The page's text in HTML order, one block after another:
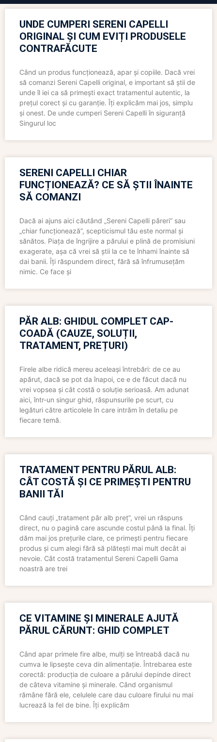
UNDE CUMPERI SERENI CAPELLI
ORIGINAL ȘI CUM EVIȚI PRODUSELE
CONTRAFĂCUTE
Când un produs funcționează, apar și copiile. Dacă vrei
să comanzi Sereni Capelli original, e important să știi de
unde îl iei ca să primești exact tratamentul autentic, la
prețul corect și cu garanție. Îți explicăm mai jos, simplu
și onest. De unde cumperi Sereni Capelli în siguranță
Singurul loc
SERENI CAPELLI CHIAR
FUNCȚIONEAZĂ? CE SĂ ȘTII ÎNAINTE
SĂ COMANZI
Dacă ai ajuns aici căutând „Sereni Capelli păreri” sau
„chiar funcționează”, scepticismul tău este normal și
sănătos. Piața de îngrijire a părului e plină de promisiuni
exagerate, așa că vrei să știi la ce te înhami înainte să
dai banii. Îți răspundem direct, fără să înfrumusețăm
nimic. Ce face și
PĂR ALB: GHIDUL COMPLET CAP-
COADĂ (CAUZE, SOLUȚII,
TRATAMENT, PREȚURI)
Firele albe ridică mereu aceleași întrebări: de ce au
apărut, dacă se pot da înapoi, ce e de făcut dacă nu
vrei vopsea și cât costă o soluție serioasă. Am adunat
aici, într-un singur ghid, răspunsurile pe scurt, cu
legături către articolele în care intrăm în detaliu pe
fiecare temă.
TRATAMENT PENTRU PĂRUL ALB:
CÂT COSTĂ ȘI CE PRIMEȘTI PENTRU
BANII TĂI
Când cauți „tratament păr alb preț”, vrei un răspuns
direct, nu o pagină care ascunde costul până la final. Îți
dăm mai jos prețurile clare, ce primești pentru fiecare
produs și cum alegi fără să plătești mai mult decât ai
nevoie. Cât costă tratamentul Sereni Capelli Gama
noastră are trei
CE VITAMINE ȘI MINERALE AJUTĂ
PĂRUL CĂRUNT: GHID COMPLET
Când apar primele fire albe, mulți se întreabă dacă nu
cumva le lipsește ceva din alimentație. Întrebarea este
corectă: producția de culoare a părului depinde direct
de câteva vitamine și minerale. Când organismul
rămâne fără ele, celulele care dau culoare firului nu mai
lucrează la fel de bine. Îți explicăm